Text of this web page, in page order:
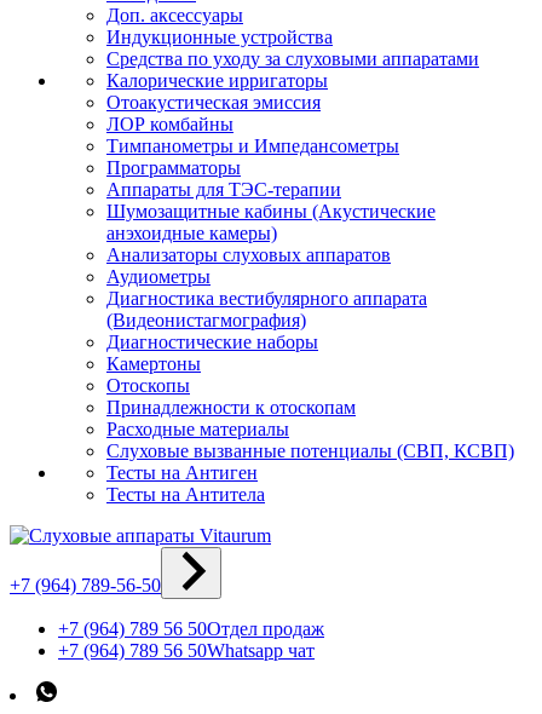
Доп. аксессуары
Индукционные устройства
Средства по уходу за слуховыми аппаратами
Калорические ирригаторы
Отоакустическая эмиссия
ЛОР комбайны
Тимпанометры и Импедансометры
Программаторы
Аппараты для ТЭС-терапии
Шумозащитные кабины (Акустические
анэхоидные камеры)
Анализаторы слуховых аппаратов
Аудиометры
Диагностика вестибулярного аппарата
(Видеонистагмография)
Диагностические наборы
Камертоны
Отоскопы
Принадлежности к отоскопам
Расходные материалы
Слуховые вызванные потенциалы (СВП, КСВП)
Тесты на Антиген
Тесты на Антитела
+7 (964) 789-56-50
+7 (964) 789 56 50Отдел продаж
+7 (964) 789 56 50Whatsapp чат